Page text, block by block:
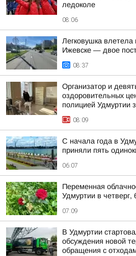
ледоколе
08:06
Легковушка
Ижевске — двое
08:37
Организатор и
оздоровительных
полицией Удмуртии
08:09
С начала года в
приняли пять
06:07
Переменная
Удмуртии в четверг,
07:09
В Удмуртии
обсуждения новой
обращения с